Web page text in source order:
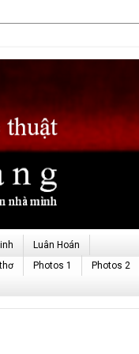
Luân Hoán
Photos 1
Photos 2